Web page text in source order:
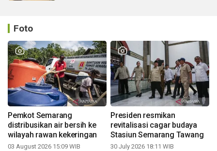
Foto
Pemkot Semarang
distribusikan air bersih ke
wilayah rawan kekeringan
03 August 2026 15:09 WIB
Presiden resmikan
revitalisasi cagar budaya
Stasiun Semarang Tawang
30 July 2026 18:11 WIB